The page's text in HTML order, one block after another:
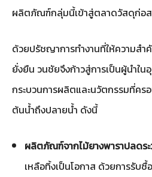
ผลิตภัณฑ์กลุ่มนี้เข้าสู่ตลาดวัสดุก่อส
ด้วยปรัชญาการทำงานที่ให้ความส
ยั่งยืน วนชัยจึงก้าวสู่การเป็นผู้นำใ
กระบวนการผลิตและนวัตกรรมที่ค
ต้นน้ำถึงปลายน้ำ ดังนี้
ผลิตภัณฑ์จากไม้ยางพาราปลดระ
เหลือทิ้งเป็นโอกาส ด้วยการรับ